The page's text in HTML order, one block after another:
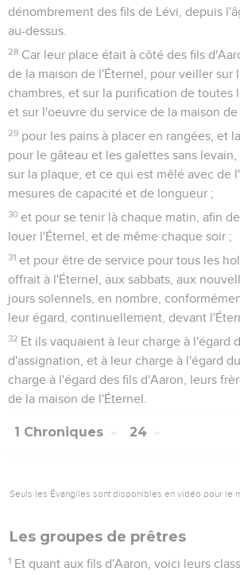
dénombrement des fils de Lévi, depuis
au-dessus.
28 Car leur place était à côté des fils
de la maison de l'Éternel, pour veiller sur
chambres, et sur la purification de toutes
et sur l'oeuvre du service de la maison de
29 pour les pains à placer en rangées, et
pour le gâteau et les galettes sans
sur la plaque, et ce qui est mêlé avec de
mesures de capacité et de longueur ;
30 et pour se tenir là chaque matin, afin
louer l'Éternel, et de même chaque soir ;
31 et pour être de service pour tous les
offrait à l'Éternel, aux sabbats, aux
jours solennels, en nombre,
leur égard, continuellement, devant
32 Et ils vaquaient à leur charge à l'égard
d'assignation, et à leur charge à l'égard
charge à l'égard des fils d'Aaron, leurs
de la maison de l'Éternel.
1 Chroniques 24
Seuls les Évangiles sont disponibles en vidéo pour le
Les groupes de prêtres
1 Et quant aux fils d'Aaron, voici leurs